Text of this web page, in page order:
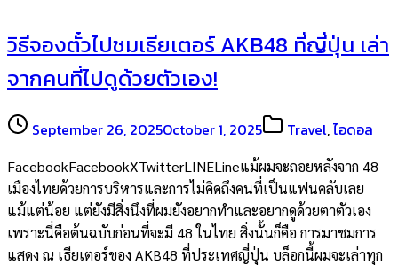
วิธีจองตั๋วไปชมเธียเตอร์ AKB48 ที่ญี่ปุ่น เล่า
จากคนที่ไปดูด้วยตัวเอง!
September 26, 2025October 1, 2025 Travel,ไอดอล
FacebookFacebookXTwitterLINELineแม้ผมจะถอยหลังจาก 48
เมืองไทยด้วยการบริหารและการไม่คิดถึงคนที่เป็นแฟนคลับเลย
แม้แต่น้อย แต่ยังมีสิ่งนึงที่ผมยังอยากทำและอยากดูด้วยตาตัวเอง
เพราะนี่คือต้นฉบับก่อนที่จะมี 48 ในไทย สิ่งนั้นก็คือ การมาชมการ
แสดง ณ เธียเตอร์ของ AKB48 ที่ประเทศญี่ปุ่น บล็อกนี้ผมจะเล่าทุก